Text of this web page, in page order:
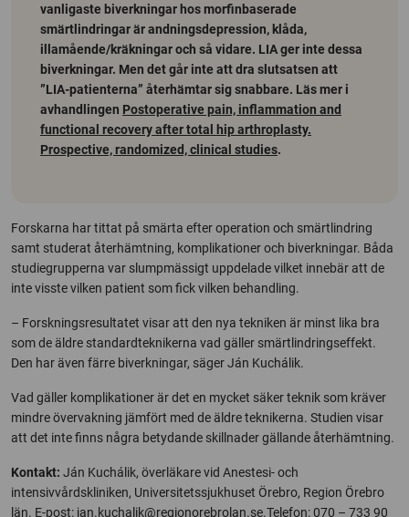
vanligaste biverkningar hos morfinbaserade
smärtlindringar är andningsdepression, klåda,
illamående/kräkningar och så vidare. LIA ger inte dessa
biverkningar. Men det går inte att dra slutsatsen att
”LIA-patienterna” återhämtar sig snabbare. Läs mer i
avhandlingen Postoperative pain, inflammation and
functional recovery after total hip arthroplasty.
Prospective, randomized, clinical studies.
Forskarna har tittat på smärta efter operation och smärtlindring
samt studerat återhämtning, komplikationer och biverkningar. Båda
studiegrupperna var slumpmässigt uppdelade vilket innebär att de
inte visste vilken patient som fick vilken behandling.
– Forskningsresultatet visar att den nya tekniken är minst lika bra
som de äldre standardteknikerna vad gäller smärtlindringseffekt.
Den har även färre biverkningar, säger Ján Kuchálik.
Vad gäller komplikationer är det en mycket säker teknik som kräver
mindre övervakning jämfört med de äldre teknikerna. Studien visar
att det inte finns några betydande skillnader gällande återhämtning.
Kontakt: Ján Kuchálik, överläkare vid Anestesi- och
intensivvårdskliniken, Universitetssjukhuset Örebro, Region Örebro
län. E-post: jan.kuchalik@regionorebrolan.se.Telefon: 070 – 733 90